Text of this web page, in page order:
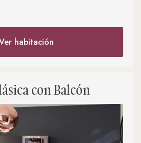
habitación
con Balcón